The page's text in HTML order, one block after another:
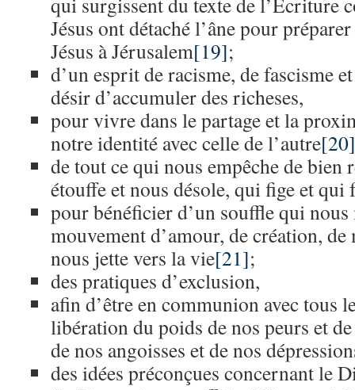
Jésus ont détaché l’âne pour
Jésus à Jérusalem[19];
d’un esprit de racisme, de fascisme
désir d’accumuler des richeses,
pour vivre dans le partage et la
notre identité avec celle de l’autre[20]
de tout ce qui nous empêche de bien
étouffe et nous désole, qui fige et qui
pour bénéficier d’un souffle qui
mouvement d’amour, de création, de
nous jette vers la vie[21];
des pratiques d’exclusion,
afin d’être en communion avec
libération du poids de nos peurs et
de nos angoisses et de nos
des idées préconçues concernant le